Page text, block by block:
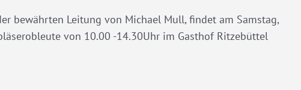
bewährten Leitung von Michael Mull, findet am Samstag,
von 10.00 -14.30Uhr im Gasthof Ritzebüttel